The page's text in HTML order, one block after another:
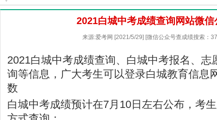
2021白城中考成绩查询网站微信
来源:爱考网 [2021/5/29] [微信公众号查成绩搜索：
2021白城中考成绩查询、白城中考报名、志
询等信息，广大考生可以登录白城教育信息
数
白城中考成绩预计在7月10日左右公布，考